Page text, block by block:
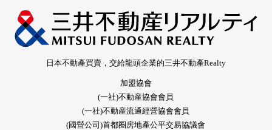
日本不動產買賣，交給龍頭企業的三井不動產Realty
加盟協會
(一社)不動産協會會員
(一社)不動産流通經營協會會員
(國營公司)首都圈房地產公平交易協議會